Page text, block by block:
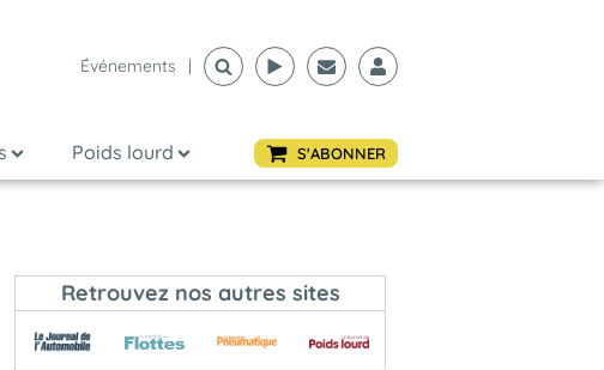
Événements |
Poids lourd S'ABONNER
Retrouvez nos autres sites